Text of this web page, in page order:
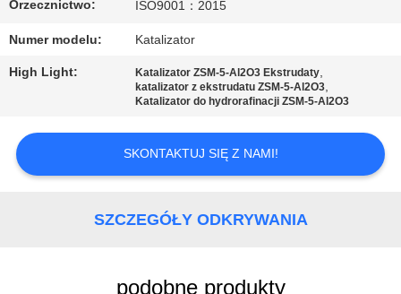
SIĘ
Z
NAMI
AKTUALNOŚCI
SPRAWY
Orzecznictwo: ISO9001：2015
Numer modelu: Katalizator
High Light: Katalizator ZSM-5-Al2O3 Ekstrudaty,
katalizator z ekstrudatu ZSM-5-Al2O3,
Katalizator do hydrorafinacji ZSM-5-Al2O3
SKONTAKTUJ SIĘ Z NAMI!
SZCZEGÓŁY ODKRYWANIA
podobne produkty